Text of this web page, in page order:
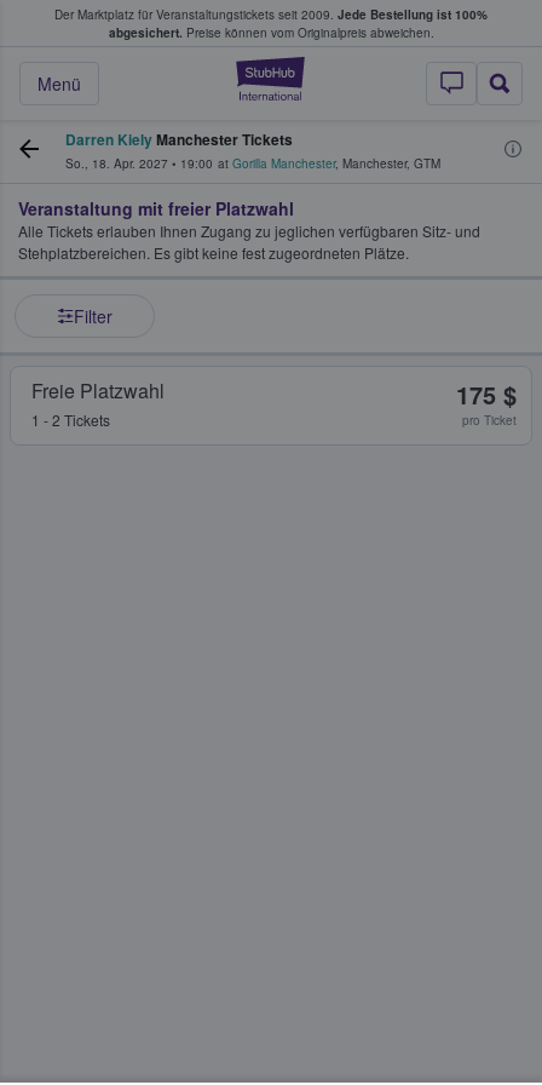
Der Marktplatz für Veranstaltungstickets seit 2009. Jede Bestellung ist 100%
abgesichert. Preise können vom Originalpreis abweichen.
StubHub - Wo
Menü
Tickets kaufen & verkaufen
Darren KielyManchester Tickets
So., 18. Apr. 2027 • 19:00 at Gorilla Manchester, Manchester, GTM
Veranstaltung mit freier Platzwahl
Alle Tickets erlauben Ihnen Zugang zu jeglichen verfügbaren Sitz- und
Stehplatzbereichen. Es gibt keine fest zugeordneten Plätze.
Filter
Freie Platzwahl
1 - 2 Tickets
175 $
pro Ticket